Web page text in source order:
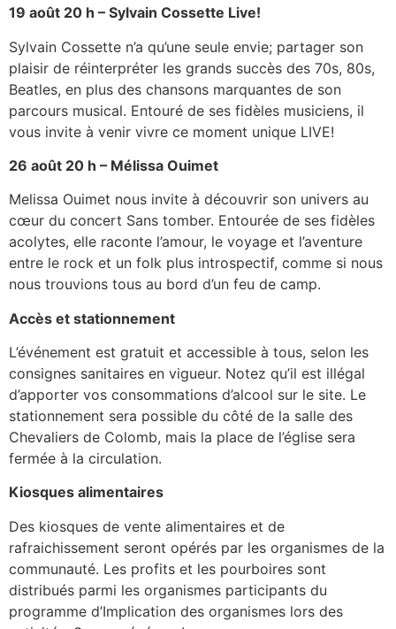
19 août 20 h – Sylvain Cossette Live!
Sylvain Cossette n’a qu’une seule envie; partager son
plaisir de réinterpréter les grands succès des 70s, 80s,
Beatles, en plus des chansons marquantes de son
parcours musical. Entouré de ses fidèles musiciens, il
vous invite à venir vivre ce moment unique LIVE!
26 août 20 h – Mélissa Ouimet
Melissa Ouimet nous invite à découvrir son univers au
cœur du concert Sans tomber. Entourée de ses fidèles
acolytes, elle raconte l’amour, le voyage et l’aventure
entre le rock et un folk plus introspectif, comme si nous
nous trouvions tous au bord d’un feu de camp.
Accès et stationnement
L’événement est gratuit et accessible à tous, selon les
consignes sanitaires en vigueur. Notez qu’il est illégal
d’apporter vos consommations d’alcool sur le site. Le
stationnement sera possible du côté de la salle des
Chevaliers de Colomb, mais la place de l’église sera
fermée à la circulation.
Kiosques alimentaires
Des kiosques de vente alimentaires et de
rafraichissement seront opérés par les organismes de la
communauté. Les profits et les pourboires sont
distribués parmi les organismes participants du
programme d’Implication des organismes lors des